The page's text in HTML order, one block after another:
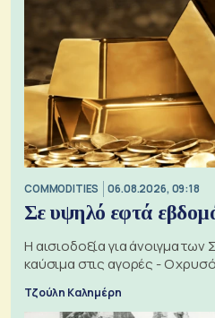
COMMODITIES 06.08.2026, 09:18
Σε υψηλό εφτά
Η αισιοδοξία για άνοιγμα των
καύσιμα στις αγορές - Ο
Τζούλη Καλημέρη